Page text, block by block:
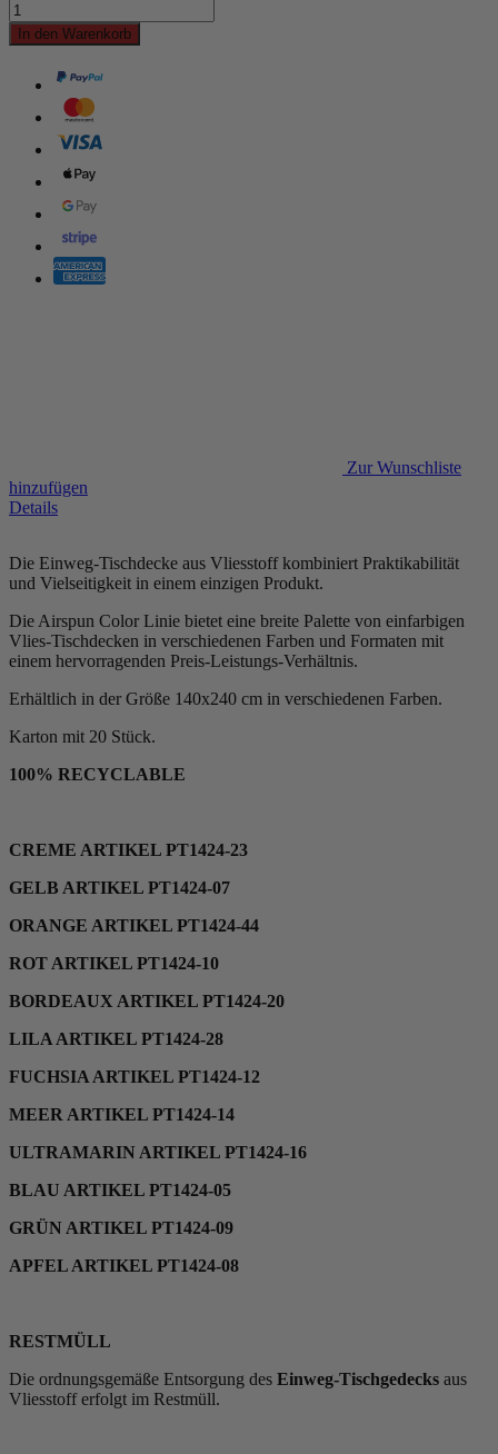
In den Warenkorb
Zur Wunschliste
hinzufügen
Details
Die Einweg-Tischdecke aus Vliesstoff kombiniert Praktikabilität
und Vielseitigkeit in einem einzigen Produkt.
Die Airspun Color Linie bietet eine breite Palette von einfarbigen
Vlies-Tischdecken in verschiedenen Farben und Formaten mit
einem hervorragenden Preis-Leistungs-Verhältnis.
Erhältlich in der Größe 140x240 cm in verschiedenen Farben.
Karton mit 20 Stück.
100% RECYCLABLE
CREME ARTIKEL PT1424-23
GELB ARTIKEL PT1424-07
ORANGE ARTIKEL PT1424-44
ROT ARTIKEL PT1424-10
BORDEAUX ARTIKEL PT1424-20
LILA ARTIKEL PT1424-28
FUCHSIA ARTIKEL PT1424-12
MEER ARTIKEL PT1424-14
ULTRAMARIN ARTIKEL PT1424-16
BLAU ARTIKEL PT1424-05
GRÜN ARTIKEL PT1424-09
APFEL ARTIKEL PT1424-08
RESTMÜLL
Die ordnungsgemäße Entsorgung des Einweg-Tischgedecks aus
Vliesstoff erfolgt im Restmüll.